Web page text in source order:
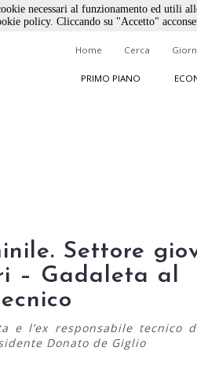
Home Cerca
PRIMO PIANO
Settore
– Gadaleta al
e l’ex responsabile tecnico
Donato de Giglio
necessari al funzionamento ed utili
policy. Cliccando su "Accetto"